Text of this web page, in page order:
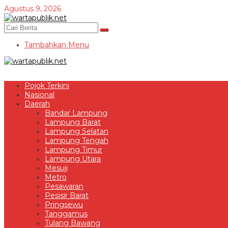
Lewati
ke
konten
Agustus 9, 2026
Tambahkan Menu
Pojok Terkini
Nasional
Daerah
Bandar Lampung
Lampung Barat
Lampung Selatan
Lampung Tengah
Lampung Timur
Lampung Utara
Mesuji
Metro
Pesawaran
Pesisir Barat
Pringsewu
Tanggamus
Tulang Bawang